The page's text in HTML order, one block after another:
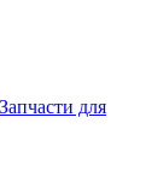
Запчасти для